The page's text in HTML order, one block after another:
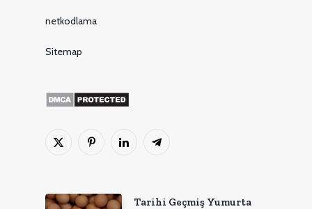
netkodlama
Sitemap
X
Pinterest'inLinkedInTelgraf
Tarihi Geçmiş Yumurta